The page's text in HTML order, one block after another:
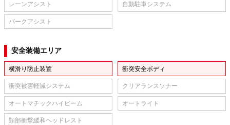
レーンアシスト 自動駐車システム
パークアシスト
安全装備エリア
横滑り防止装置 衝突安全ボディ
衝突被害軽減システム クリアランスソナー
オートマチックハイビーム オートライト
頸部衝撃緩和ヘッドレスト